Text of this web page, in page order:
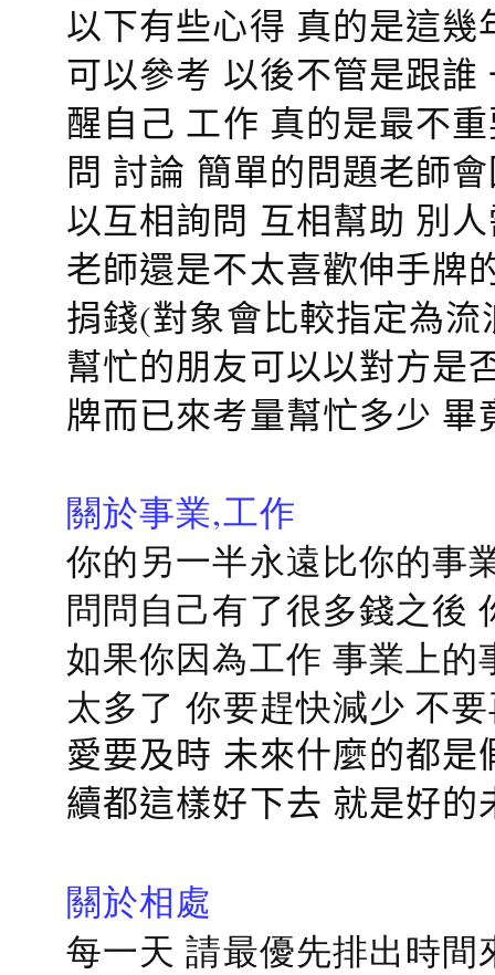
以下有些心得 真的是這
可以參考 以後不管是跟
醒自己 工作 真的是最不
問 討論 簡單的問題老師
以互相詢問 互相幫助 別
老師還是不太喜歡伸手牌
捐錢(對象會比較指定為
幫忙的朋友可以以對方是
牌而已來考量幫忙多少
關於事業,工作
你的另一半永遠比你的事
問問自己有了很多錢之後
如果你因為工作 事業上
太多了 你要趕快減少 不
愛要及時 未來什麼的都
續都這樣好下去 就是好的
關於相處
每一天 請最優先排出時